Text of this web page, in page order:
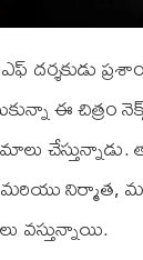
దర్శకుడు
ఈ చిత్రం
మరియు
వస్తున్నాయి.